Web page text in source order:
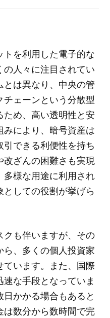
を利用した電子的な
人々に注目されてい
は異なり、中央の管
ェーンという分散型
め、高い透明性と安
により、暗号資産は
できる利便性を持ち
改ざんの困難さも実現
多様な用途に利用され
しての役割が挙げら
も伴いますが、その
、多くの個人投資家
います。また、国際
な手段となっていま
かかる場合もあると
は数分から数時間で完